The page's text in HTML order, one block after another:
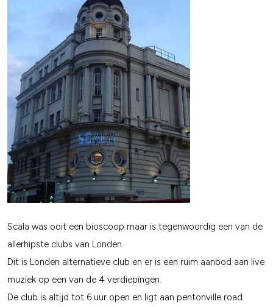
Scala was ooit een bioscoop maar is tegenwoordig een van de
allerhipste clubs van Londen.
Dit is Londen alternatieve club en er is een ruim aanbod aan live
muziek op een van de 4 verdiepingen.
De club is altijd tot 6 uur open en ligt aan pentonville road